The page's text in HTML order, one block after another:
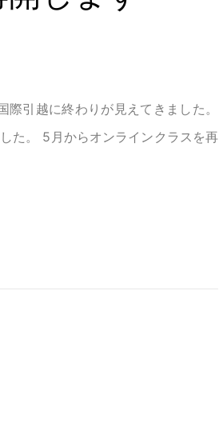
引越に終わりが見えてきました。
た。 5月からオンラインクラスを再